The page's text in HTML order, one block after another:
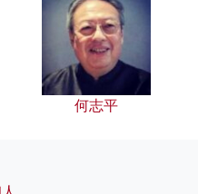
何志平